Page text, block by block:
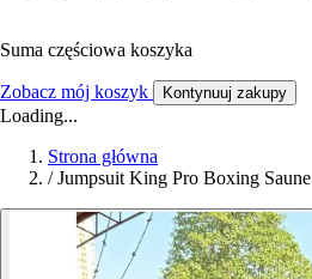
Suma częściowa koszyka
Zobacz mój koszyk Kontynuuj zakupy
Loading...
Strona główna
/ Jumpsuit King Pro Boxing Saune